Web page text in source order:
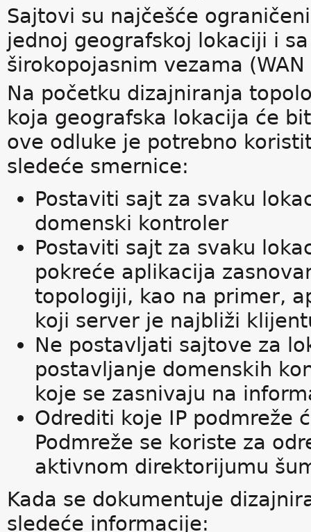
Sajtovi su najčešće
jednoj geografskoj lokaciji i
širokopojasnim vezama
Na početku dizajniranja
koja geografska lokacija će
ove odluke je potrebno
sledeće smernice:
Postaviti sajt za svaku
domenski kontroler
Postaviti sajt za svaku
pokreće aplikacija
topologiji, kao na primer,
koji server je najbliži
Ne postavljati sajtove za
postavljanje domenskih
koje se zasnivaju na
Odrediti koje IP podmreže
Podmreže se koriste za
aktivnom direktorijumu
Kada se dokumentuje
sledeće informacije: